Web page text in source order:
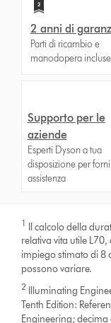
2 anni di
Parti di ricambio e
manodopera incluse
Supporto per le
aziende
Esperti Dyson a tua
disposizione per
assistenza
1 Il calcolo della
relativa vita utile
impiego stimato di 8
possono variare.
2
Illuminating
Tenth Edition:
Engineering;